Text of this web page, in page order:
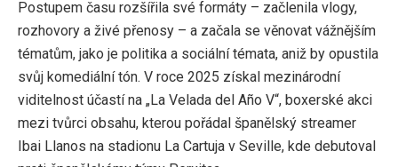
Postupem času rozšířila své formáty – začlenila vlogy,
rozhovory a živé přenosy – a začala se věnovat vážnějším
tématům, jako je politika a sociální témata, aniž by opustila
svůj komediální tón. V roce 2025 získal mezinárodní
viditelnost účastí na „La Velada del Año V“, boxerské akci
mezi tvůrci obsahu, kterou pořádal španělský streamer
Ibai Llanos na stadionu La Cartuja v Seville, kde debutoval